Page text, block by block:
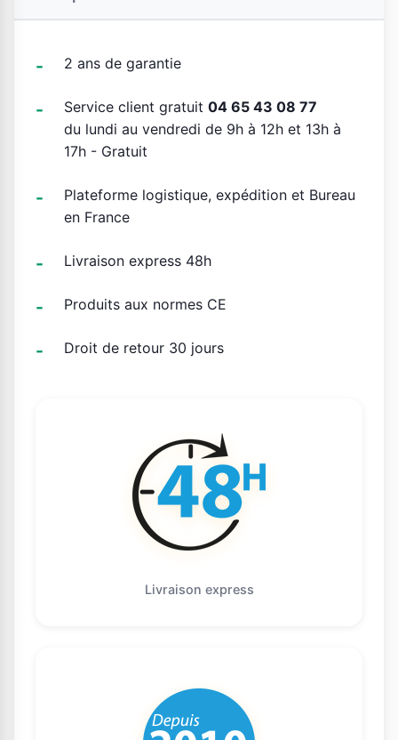
2 ans de garantie
Service client gratuit 04 65 43 08 77
du lundi au vendredi de 9h à 12h et 13h à
17h - Gratuit
Plateforme logistique, expédition et Bureau
en France
Livraison express 48h
Produits aux normes CE
Droit de retour 30 jours
Livraison express